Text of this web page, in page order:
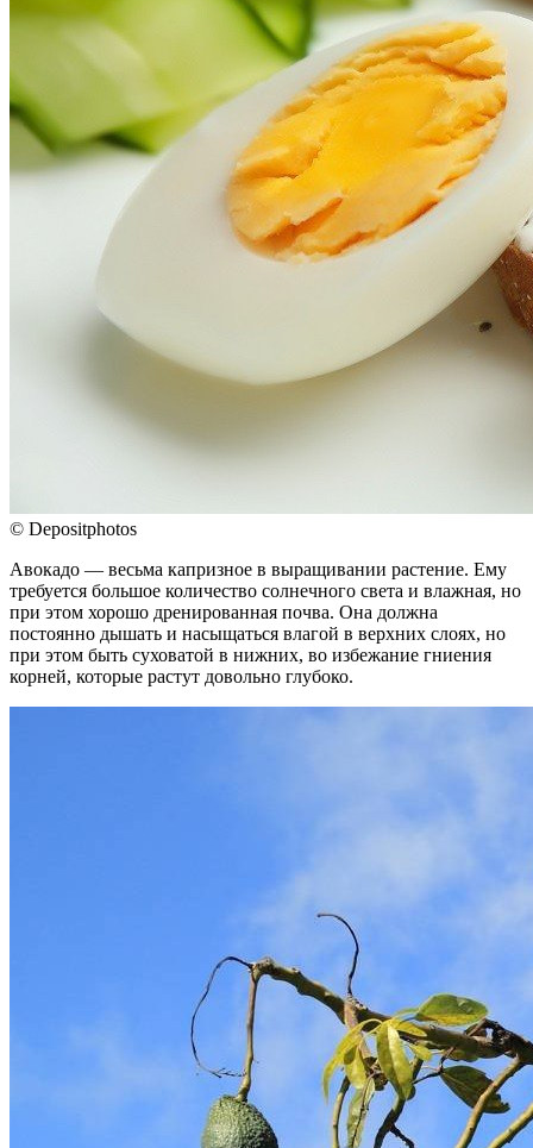
© Depositphotos
Авокадо — весьма капризное в выращивании растение. Ему
требуется большое количество солнечного света и влажная, но
при этом хорошо дренированная почва. Она должна
постоянно дышать и насыщаться влагой в верхних слоях, но
при этом быть суховатой в нижних, во избежание гниения
корней, которые растут довольно глубоко.